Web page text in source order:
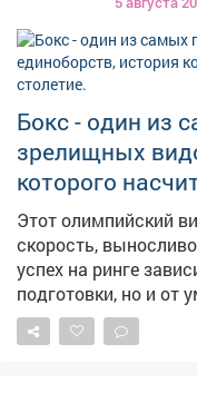
Горький». На данный
команд. А
Бокс - один из
зрелищных
которого
Этот олимпийский
скорость,
успех на ринге
подготовки, но и от
считанные секунды. В России бокс имеет богатые
спортивные